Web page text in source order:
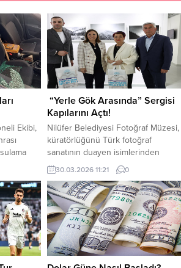
Ekibi,
“Yerle Gök Arasında” Sergisi
Kapılarını Açtı!
Nilüfer Belediyesi Fotoğraf Müzesi,
küratörlüğünü Türk fotoğraf
sanatının duayen isimlerinden
Engin Özendes’in üstlendiği ve
fotoğraf sanatçısı Aydın Berk
Bilgin’in “Yer Gök Arasında” isimli
sergisine ev sahipliği yapıyor. Tarihi
Misi köyündeki müzede
gerçekleşen açılış törenine; Nilüfer
Belediye Başkan Vekili Özlem
Akbaş Önsoy, sanatçı Aydın Berk
Bilgin, küratör Engin Özendes,
30.03.2026 11:21 0